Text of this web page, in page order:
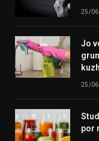
25/
Jo
25/
por